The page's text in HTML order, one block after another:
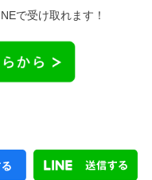
で受け取れます！